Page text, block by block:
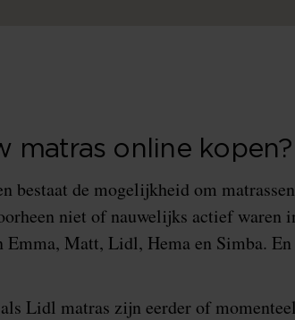
matras online kopen?
bestaat de mogelijkheid om
niet of nauwelijks actief waren
Matt, Lidl, Hema en Simba.
Lidl matras zijn eerder of